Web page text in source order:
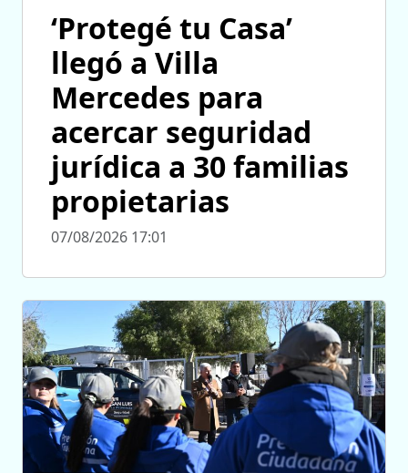
‘Protegé tu Casa’
llegó a Villa
Mercedes para
acercar seguridad
jurídica a 30 familias
propietarias
07/08/2026 17:01